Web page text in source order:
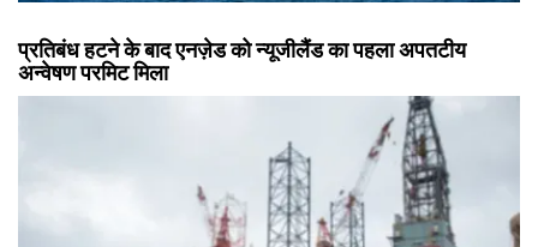
प्रतिबंध हटने के बाद एनज़ेड को न्यूजीलैंड का पहला अपतटीय
अन्वेषण परमिट मिला